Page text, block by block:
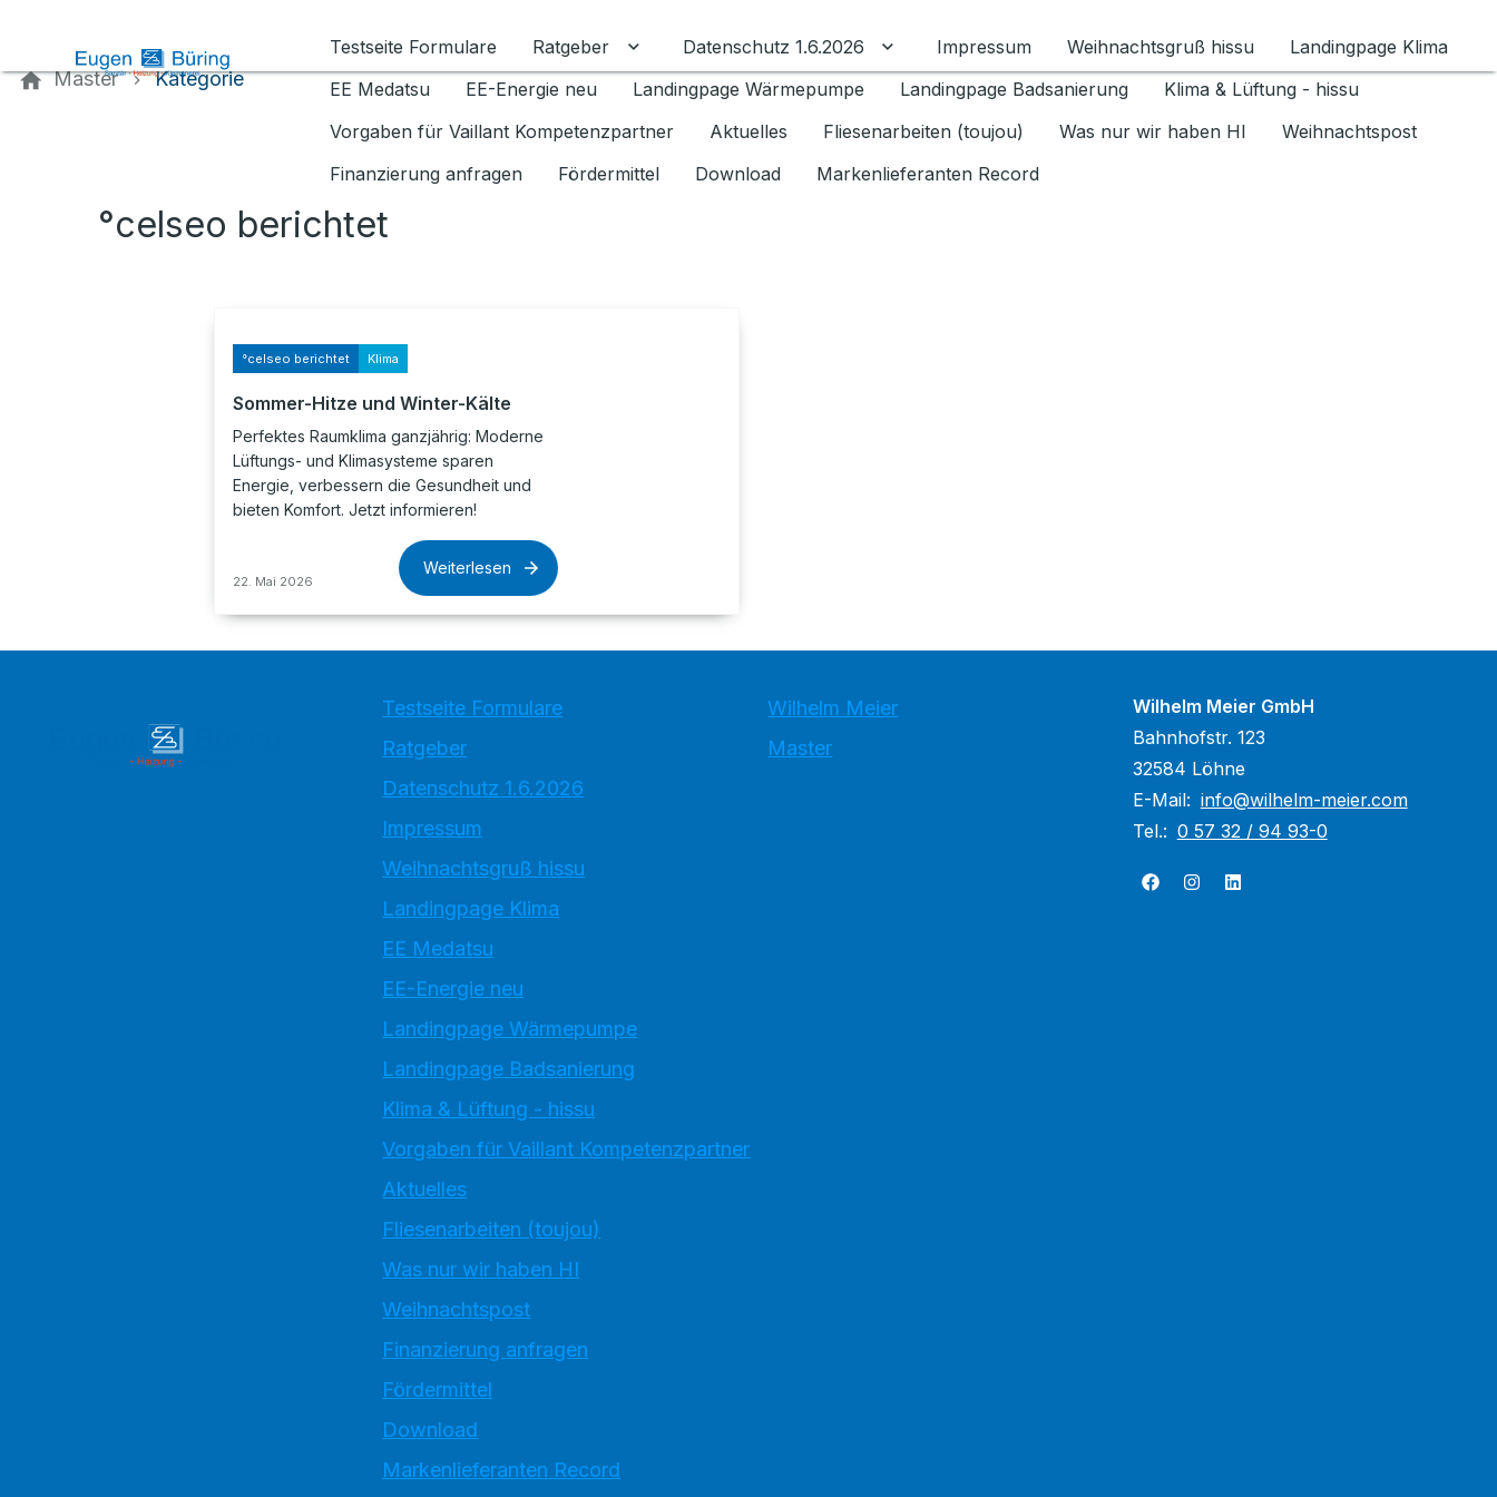
Testseite Formulare
Ratgeber Untermenü für Ratgeber umschalten
Datenschutz 1.6.2026 Untermenü für Datenschutz 1.6.2026 umschalten
Impressum Weihnachtsgruß hissu
Landingpage Klima
EE Medatsu
EE-Energie neu Landingpage Wärmepumpe Landingpage Badsanierung
Klima & Lüftung - hissu
Vorgaben für Vaillant Kompetenzpartner
Aktuelles Fliesenarbeiten (toujou) Was nur wir haben HI
Weihnachtspost
Finanzierung anfragen
Fördermittel Download Markenlieferanten Record
Master Kategorie
°celseo berichtet
°celseo berichtet Klima
Sommer-Hitze und Winter-Kälte
Perfektes Raumklima ganzjährig: Moderne
Lüftungs- und Klimasysteme sparen
Energie, verbessern die Gesundheit und
bieten Komfort. Jetzt informieren!
22. Mai 2026
Weiterlesen
Testseite Formulare
Ratgeber
Datenschutz 1.6.2026
Impressum
Weihnachtsgruß hissu
Landingpage Klima
EE Medatsu
EE-Energie neu
Landingpage Wärmepumpe
Landingpage Badsanierung
Klima & Lüftung - hissu
Vorgaben für Vaillant Kompetenzpartner
Aktuelles
Fliesenarbeiten (toujou)
Was nur wir haben HI
Weihnachtspost
Finanzierung anfragen
Fördermittel
Download
Markenlieferanten Record
Wilhelm Meier
Master
Wilhelm Meier GmbH
Bahnhofstr. 123
32584 Löhne
E-Mail: info@wilhelm-meier.com
Tel.: 0 57 32 / 94 93-0